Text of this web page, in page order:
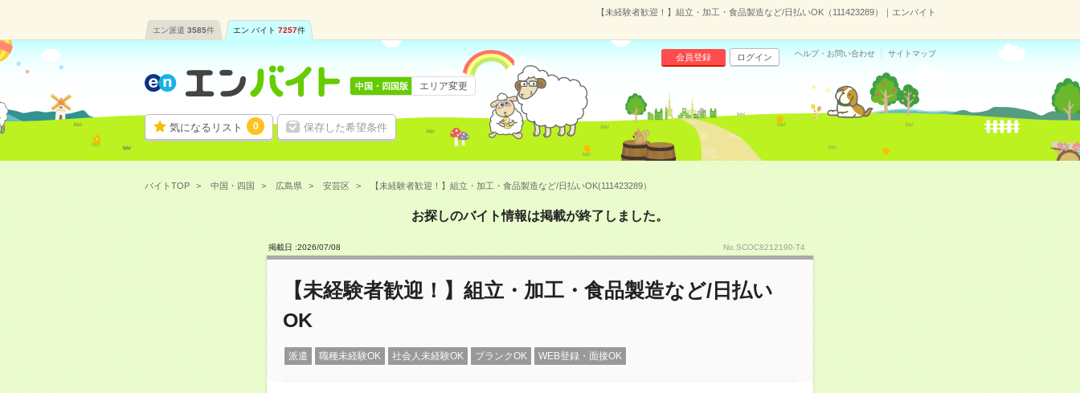
【未経験者歓迎！】組立・加工・食品製造など/日払いOK（111423289）｜エンバイト
エン派遣 3585件 エン バイト 7257件
気になるリスト 0 保存した希望条件
会員登録 ログイン ヘルプ・お問い合わせ サイトマップ
中国・四国版 エリア変更
バイトTOP 中国・四国 広島県 安芸区 【未経験者歓迎！】組立・加工・食品製造など/日払いOK(111423289）
お探しのバイト情報は掲載が終了しました。
掲載日 :2026/07/08 No.SCOC8212190-T4
【未経験者歓迎！】組立・加工・食品製造など/日払い
OK
派遣 職種未経験OK 社会人未経験OK ブランクOK WEB登録・面接OK